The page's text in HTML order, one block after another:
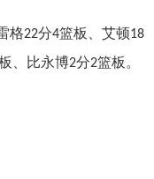
格22分4篮板、艾顿18
、比永博2分2篮板。